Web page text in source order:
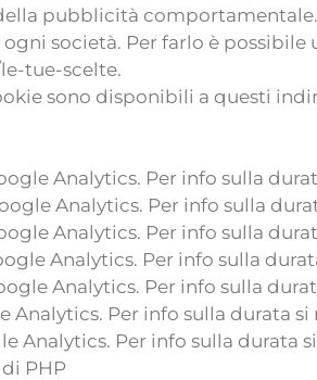
pubblicità
società. Per farlo è
tue-scelte.
sono disponibili a questi
Analytics. Per info sulla
Analytics. Per info sulla
Analytics. Per info sulla
Analytics. Per info sulla
Analytics. Per info sulla
Analytics. Per info sulla durata
Analytics. Per info sulla
di PHP